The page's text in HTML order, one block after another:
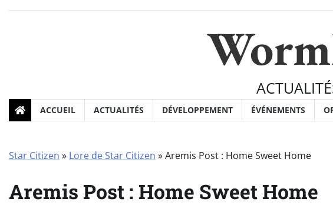
ACCUEIL ACTUALITÉS DÉVELOPPEMENT ÉVÉNEMENTS
Star Citizen » Lore de Star Citizen »Aremis Post : Home Sweet Home
Aremis Post : Home Sweet Home